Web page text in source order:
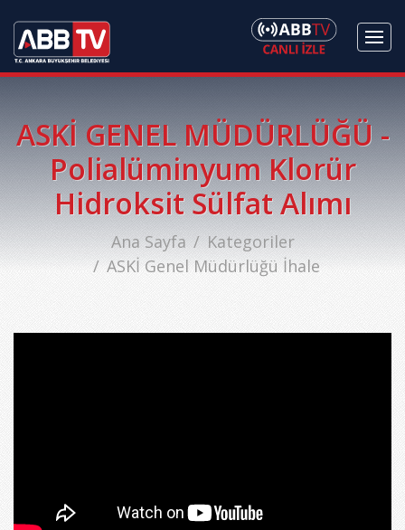
ASKİ GENEL MÜDÜRLÜĞÜ -
Polialüminyum Klorür
Hidroksit Sülfat Alımı
Ana Sayfa
Kategoriler
ASKİ Genel Müdürlüğü İhale